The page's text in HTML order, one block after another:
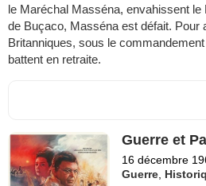
le Maréchal Masséna, envahissent le
de Buçaco, Masséna est défait. Pour
Britanniques, sous le
battent en retraite.
Guerre et
16 décembre
Guerre